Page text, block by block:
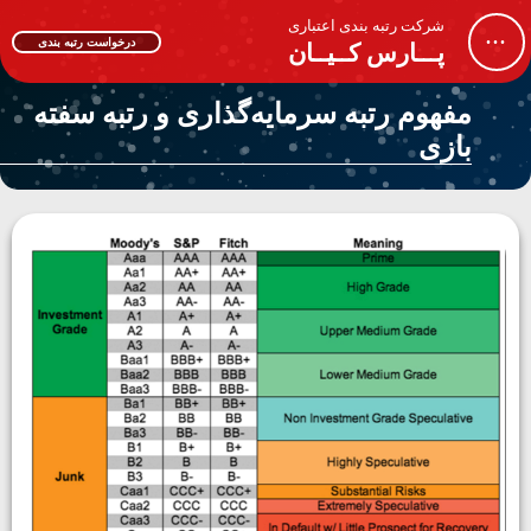
...
شرکت رتبه بندی اعتباری
پـــارس کــیــان درخواست رتبه بندی
مفهوم رتبه‌ سرمایه­‌گذاری و رتبه‌ سفته­‌
بازی